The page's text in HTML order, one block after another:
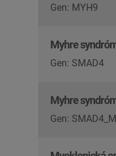
Gen: MYH9
Myhre
Gen: SMAD4
Myhre
Gen: